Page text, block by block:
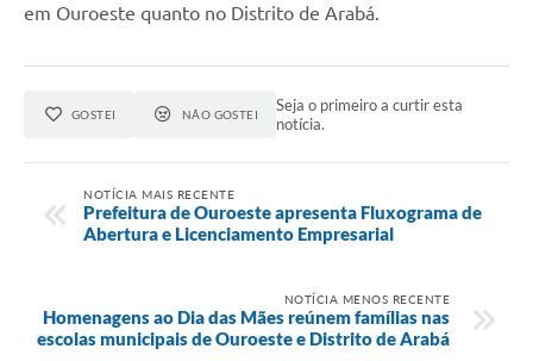
em Ouroeste quanto no Distrito de Arabá.
GOSTEI NÃO GOSTEI
Seja o primeiro a curtir esta
notícia.
NOTÍCIA MAIS RECENTE
Prefeitura de Ouroeste apresenta Fluxograma de
Abertura e Licenciamento Empresarial
NOTÍCIA MENOS RECENTE
Homenagens ao Dia das Mães reúnem famílias nas
escolas municipais de Ouroeste e Distrito de Arabá